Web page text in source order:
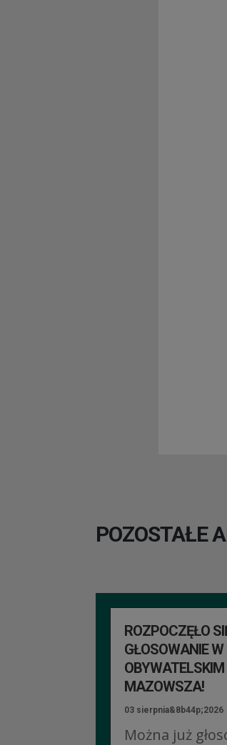
POZOSTAŁE
ROZPOCZĘŁO
GŁOSOWANIE W
OBYWATELSKIM
MAZOWSZA!
03 sierpnia&8b44p;2026
Można już